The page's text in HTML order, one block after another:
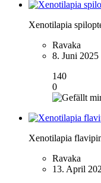
Xenotilapia
Ravaka
8. Juni 2025
140
0
Xenotilapia
Ravaka
13. April